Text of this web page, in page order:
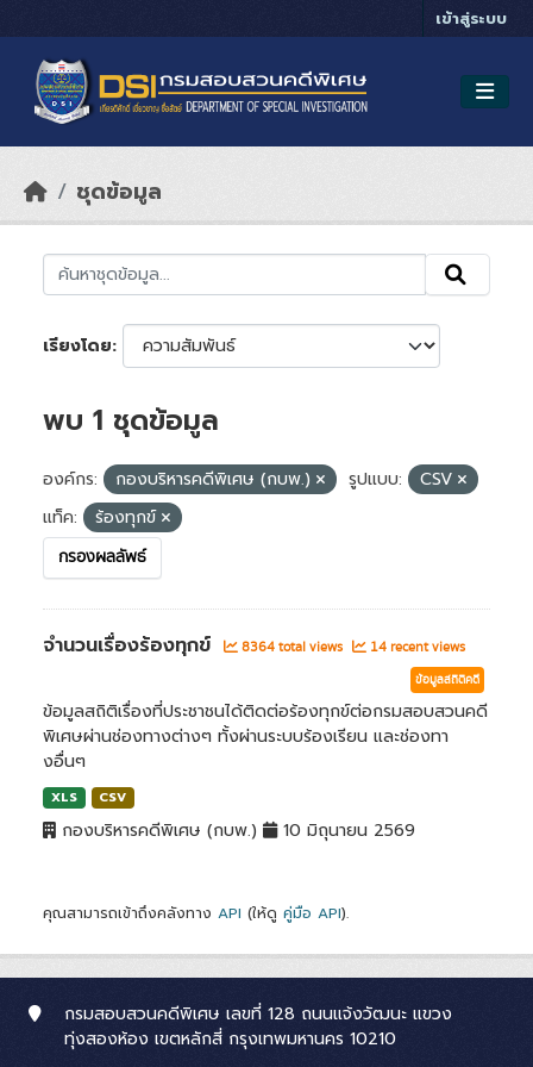
เข้าสู่ระบบ
ชุดข้อมูล
เรียงโดย
พบ 1 ชุดข้อมูล
องค์กร: กองบริหารคดีพิเศษ (กบพ.) รูปแบบ:
CSV
แท็ค:
ร้องทุกข์
กรองผลลัพธ์
จำนวนเรื่องร้องทุกข์ 8364 total views 14 recent views
ข้อมูลสถิติคดี
ข้อมูลสถิติเรื่องที่ประชาชนได้ติดต่อร้องทุกข์ต่อกรมสอบสวนคดี
พิเศษผ่านช่องทางต่างๆ ทั้งผ่านระบบร้องเรียน และช่องทา
งอื่นๆ
XLS CSV
กองบริหารคดีพิเศษ (กบพ.) 10 มิถุนายน 2569
คุณสามารถเข้าถึงคลังทาง API (ให้ดู คู่มือ API).
กรมสอบสวนคดีพิเศษ เลขที่ 128 ถนนแจ้งวัฒนะ แขวง
ทุ่งสองห้อง เขตหลักสี่ กรุงเทพมหานคร 10210